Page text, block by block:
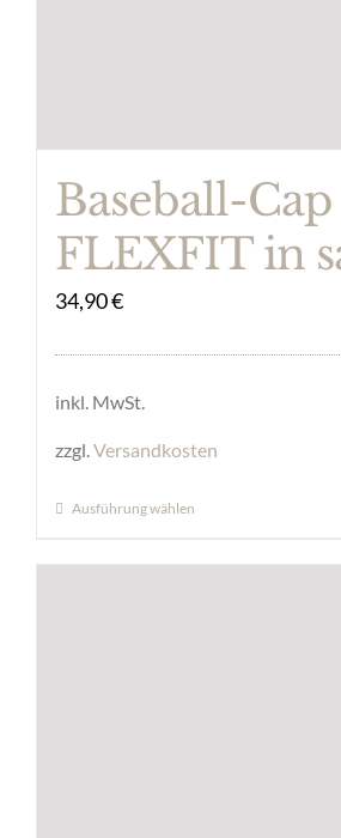
Baseball-Cap
FLEXFIT in
34,90€
inkl. MwSt.
zzgl.Versandkosten
Ausführung wählen